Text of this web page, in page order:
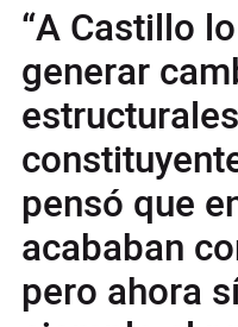
“A Castillo
generar
pensó que
acababan
pero ahora